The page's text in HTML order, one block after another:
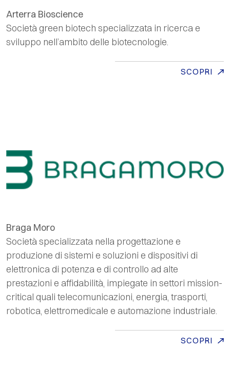
Arterra Bioscience
Societàgreen biotech specializzata in ricerca e
sviluppo nell’ambito delle biotecnologie.
SCOPRI
Braga Moro
Società specializzata nella progettazione e
produzione di sistemi e soluzioni e dispositivi di
elettronica di potenza e di controllo ad alte
prestazioni e affidabilità, impiegate in settori mission-
critical quali telecomunicazioni, energia, trasporti,
robotica, elettromedicale e automazione industriale.
SCOPRI